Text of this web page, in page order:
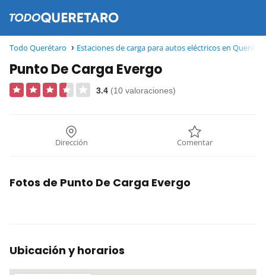
Todo Querétaro Estaciones de carga para autos eléctricos en
Punto De Carga Evergo
3.4 (10 valoraciones)
Dirección Comentar
Fotos de Punto De Carga Evergo
Ubicación y horarios